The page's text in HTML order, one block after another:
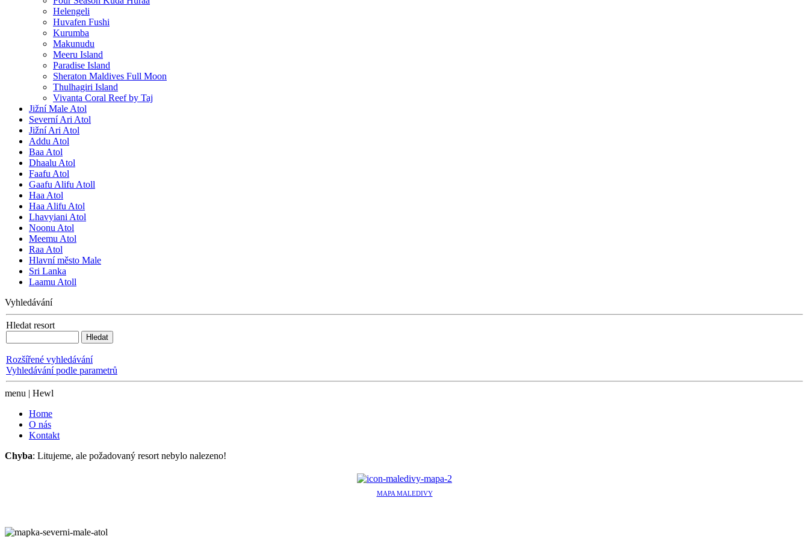
Helengeli
Huvafen Fushi
Kurumba
Makunudu
Meeru Island
Paradise Island
Sheraton Maldives Full Moon
Thulhagiri Island
Vivanta Coral Reef by Taj
Jižní Male Atol
Severní Ari Atol
Jižní Ari Atol
Addu Atol
Baa Atol
Dhaalu Atol
Faafu Atol
Gaafu Alifu Atoll
Haa Atol
Haa Alifu Atol
Lhavyiani Atol
Noonu Atol
Meemu Atol
Raa Atol
Hlavní město Male
Sri Lanka
Laamu Atoll
Vyhledávání
Hledat resort
Rozšířené vyhledávání
Vyhledávání podle parametrů
menu | Hewl
Home
O nás
Kontakt
Chyba: Litujeme, ale požadovaný resort nebylo nalezeno!
MAPA MALEDIVY